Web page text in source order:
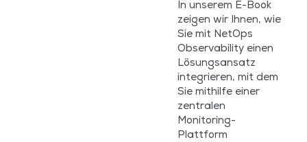
In unserem E-Book
zeigen wir Ihnen, wie
Sie mit NetOps
Observability einen
Lösungsansatz
integrieren, mit dem
Sie mithilfe einer
zentralen
Monitoring-
Plattform